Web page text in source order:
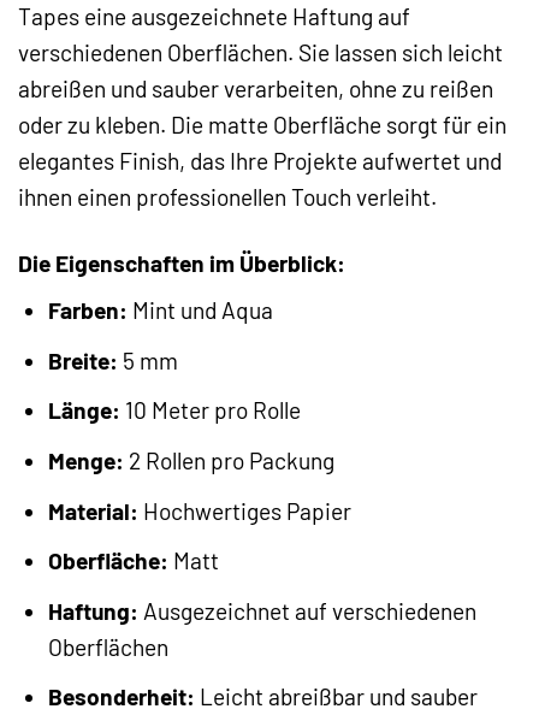
Tapes eine ausgezeichnete Haftung auf
verschiedenen Oberflächen. Sie lassen sich leicht
abreißen und sauber verarbeiten, ohne zu reißen
oder zu kleben. Die matte Oberfläche sorgt für ein
elegantes Finish, das Ihre Projekte aufwertet und
ihnen einen professionellen Touch verleiht.
Die Eigenschaften im Überblick:
Farben: Mint und Aqua
Breite: 5 mm
Länge: 10 Meter pro Rolle
Menge: 2 Rollen pro Packung
Material: Hochwertiges Papier
Oberfläche: Matt
Haftung: Ausgezeichnet auf verschiedenen
Oberflächen
Besonderheit: Leicht abreißbar und sauber